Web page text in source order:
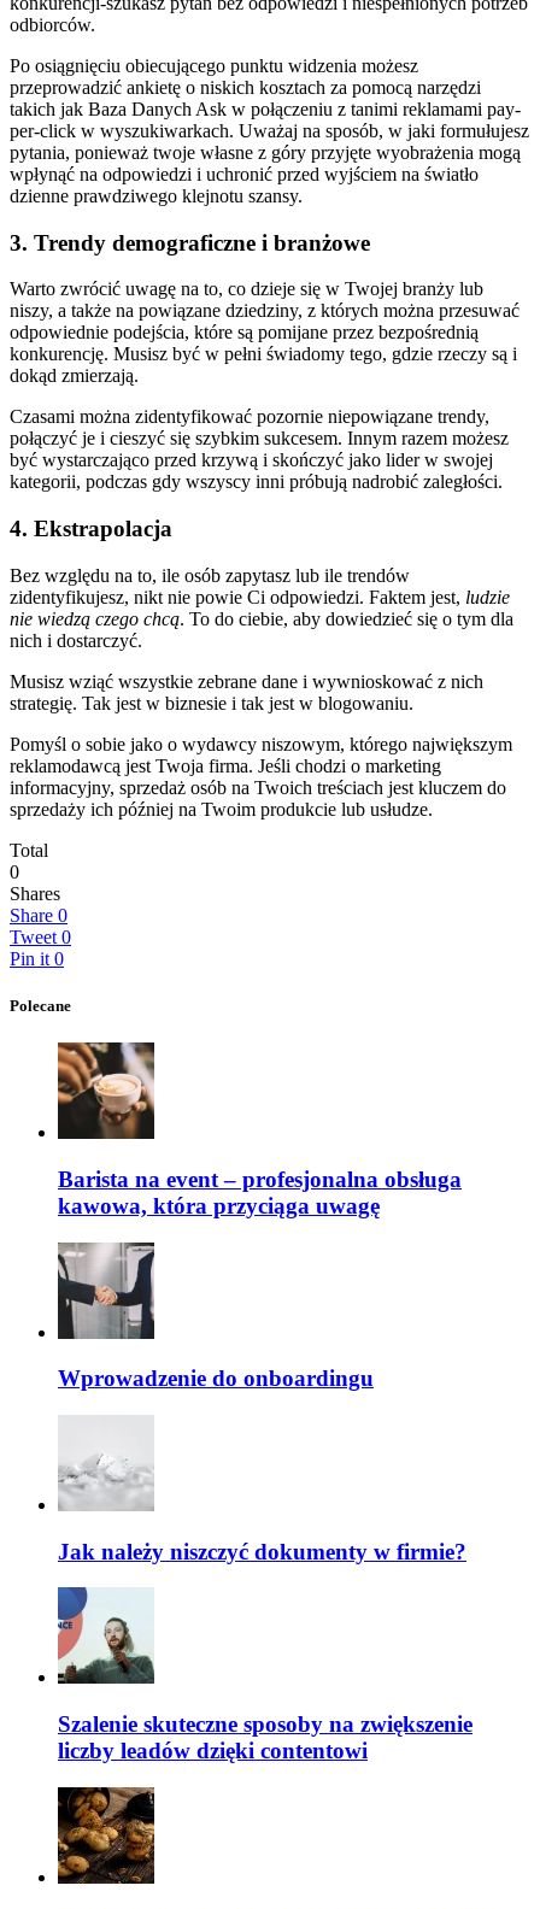
odbiorców.
Po osiągnięciu obiecującego punktu widzenia możesz
przeprowadzić ankietę o niskich kosztach za pomocą narzędzi
takich jak Baza Danych Ask w połączeniu z tanimi reklamami pay-
per-click w wyszukiwarkach. Uważaj na sposób, w jaki formułujesz
pytania, ponieważ twoje własne z góry przyjęte wyobrażenia mogą
wpłynąć na odpowiedzi i uchronić przed wyjściem na światło
dzienne prawdziwego klejnotu szansy.
3. Trendy demograficzne i branżowe
Warto zwrócić uwagę na to, co dzieje się w Twojej branży lub
niszy, a także na powiązane dziedziny, z których można przesuwać
odpowiednie podejścia, które są pomijane przez bezpośrednią
konkurencję. Musisz być w pełni świadomy tego, gdzie rzeczy są i
dokąd zmierzają.
Czasami można zidentyfikować pozornie niepowiązane trendy,
połączyć je i cieszyć się szybkim sukcesem. Innym razem możesz
być wystarczająco przed krzywą i skończyć jako lider w swojej
kategorii, podczas gdy wszyscy inni próbują nadrobić zaległości.
4. Ekstrapolacja
Bez względu na to, ile osób zapytasz lub ile trendów
zidentyfikujesz, nikt nie powie Ci odpowiedzi. Faktem jest, ludzie
nie wiedzą czego chcą. To do ciebie, aby dowiedzieć się o tym dla
nich i dostarczyć.
Musisz wziąć wszystkie zebrane dane i wywnioskować z nich
strategię. Tak jest w biznesie i tak jest w blogowaniu.
Pomyśl o sobie jako o wydawcy niszowym, którego największym
reklamodawcą jest Twoja firma. Jeśli chodzi o marketing
informacyjny, sprzedaż osób na Twoich treściach jest kluczem do
sprzedaży ich później na Twoim produkcie lub usłudze.
Total
0
Shares
Share 0
Tweet 0
Pin it 0
Polecane
Barista na event – profesjonalna obsługa
kawowa, która przyciąga uwagę
Wprowadzenie do onboardingu
Jak należy niszczyć dokumenty w firmie?
Szalenie skuteczne sposoby na zwiększenie
liczby leadów dzięki contentowi